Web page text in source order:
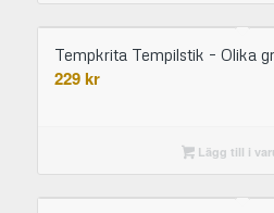
Tempkrita Tempilstik – Olika
229kr
Lägg till i